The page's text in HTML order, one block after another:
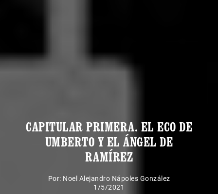
CAPITULAR PRIMERA. EL ECO DE
UMBERTO Y EL ÁNGEL DE
RAMÍREZ
Por: Noel Alejandro Nápoles González
1/5/2021